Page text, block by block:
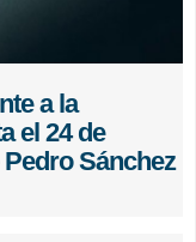
a la
el 24 de
Sánchez